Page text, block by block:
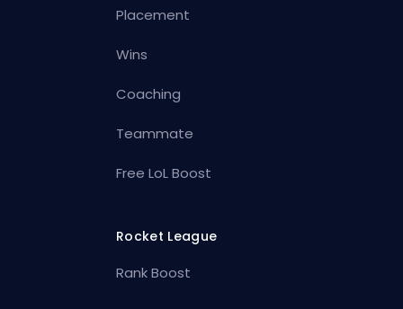
Placement
Wins
Coaching
Teammate
Free LoL Boost
Rocket League
Rank Boost